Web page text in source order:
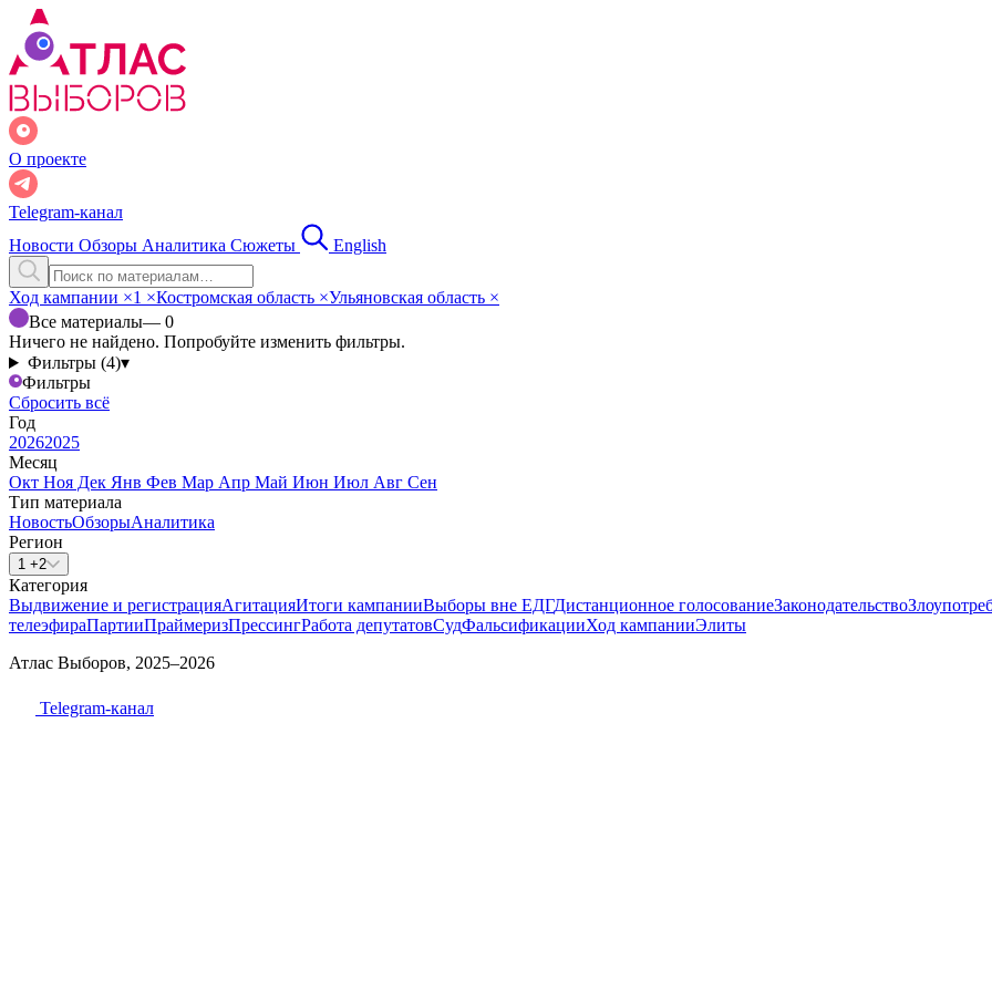
О проекте
Telegram-канал
Новости Обзоры Аналитика Сюжеты English
Ход кампании ×1 ×Костромская область ×Ульяновская область ×
Все материалы— 0
Ничего не найдено. Попробуйте изменить фильтры.
Фильтры (4)▾
Фильтры
Сбросить всё
Год
20262025
Месяц
Окт Ноя Дек Янв Фев Мар Апр Май Июн Июл Авг Сен
Тип материала
НовостьОбзорыАналитика
Регион
1 +2
Категория
Выдвижение и регистрацияАгитацияИтоги кампанииВыборы вне ЕДГДистанционное голосованиеЗаконодательство
телеэфираПартииПраймеризПрессингРабота депутатовСудФальсификацииХод кампанииЭлиты
Атлас Выборов, 2025–2026
Telegram-канал